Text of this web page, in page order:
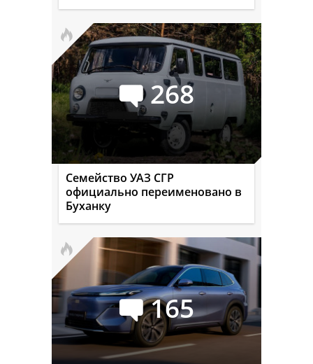
268
Семейство УАЗ СГР
официально переименовано в
Буханку
165